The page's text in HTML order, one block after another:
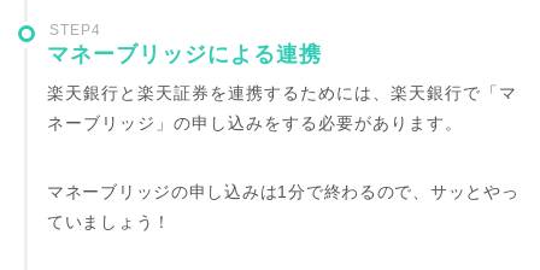
STEP4
マネーブリッジによる連携
楽天銀行と楽天証券を連携するためには、楽天銀行で「マ
ネーブリッジ」の申し込みをする必要があります。
マネーブリッジの申し込みは1分で終わるので、サッとやっ
ていましょう！